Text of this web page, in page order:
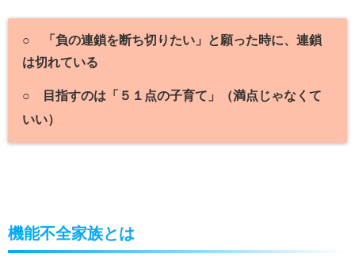
○ 「負の連鎖を断ち切りたい」と願った時に、連鎖
は切れている
○ 目指すのは「５１点の子育て」（満点じゃなくて
いい）
機能不全家族とは